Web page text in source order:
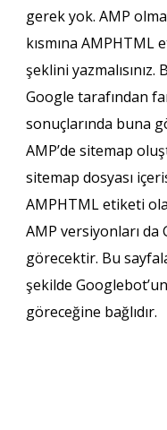
gerek yok. AMP
kısmına AMPHTML
şeklini yazmalısınız.
Google tarafından
sonuçlarında buna
AMP’de sitemap
sitemap dosyası
AMPHTML etiketi
AMP versiyonları
görecektir. Bu
şekilde
göreceğine bağlıdır.